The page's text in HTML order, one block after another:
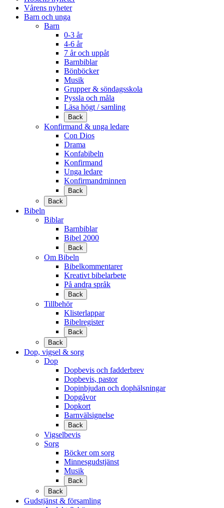
Vårens nyheter
Barn och unga
Barn
0-3 år
4-6 år
7 år och uppåt
Barnbiblar
Bönböcker
Musik
Grupper & söndagsskola
Pyssla och måla
Läsa högt / samling
Back
Konfirmand & unga ledare
Con Dios
Drama
Konfabibeln
Konfirmand
Unga ledare
Konfirmandminnen
Back
Back
Bibeln
Biblar
Barnbiblar
Bibel 2000
Back
Om Bibeln
Bibelkommentarer
Kreativt bibelarbete
På andra språk
Back
Tillbehör
Klisterlappar
Bibelregister
Back
Back
Dop, vigsel & sorg
Dop
Dopbevis och fadderbrev
Dopbevis, pastor
Dopinbjudan och dophälsningar
Dopgåvor
Dopkort
Barnvälsignelse
Back
Vigselbevis
Sorg
Böcker om sorg
Minnesgudstjänst
Musik
Back
Back
Gudstjänst & församling